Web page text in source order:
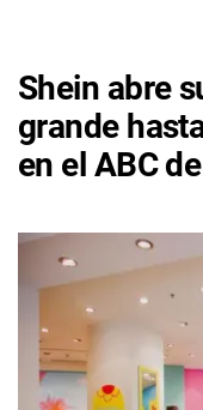
Shein abre
grande
en el ABC